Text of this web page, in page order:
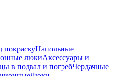
Напольные
люкиАксессуары и
в подвал и погребЧердачные